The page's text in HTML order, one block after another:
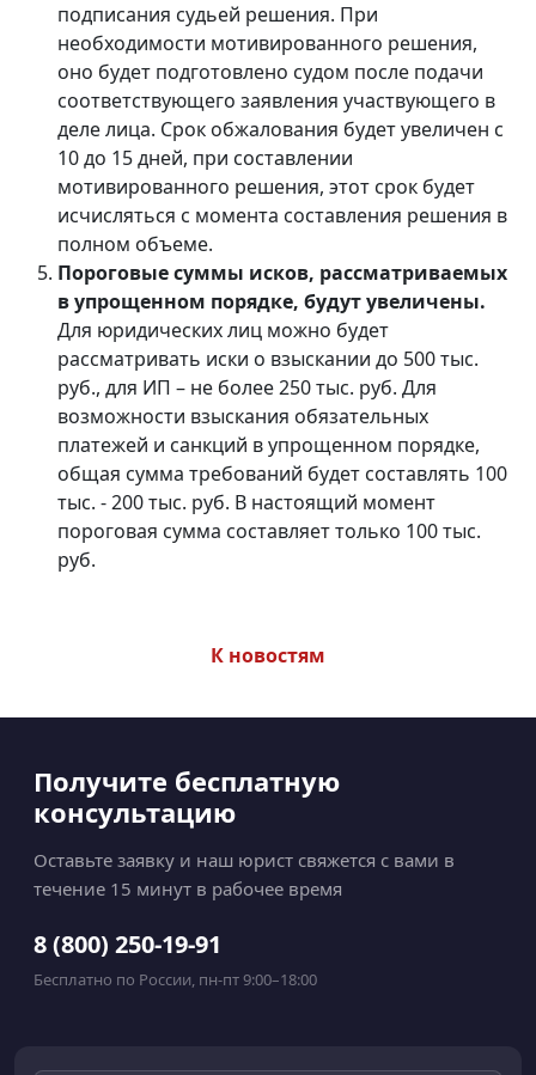
подписания судьей решения. При
необходимости мотивированного решения,
оно будет подготовлено судом после подачи
соответствующего заявления участвующего в
деле лица. Срок обжалования будет увеличен с
10 до 15 дней, при составлении
мотивированного решения, этот срок будет
исчисляться с момента составления решения в
полном объеме.
Пороговые суммы исков, рассматриваемых
в упрощенном порядке, будут увеличены.
Для юридических лиц можно будет
рассматривать иски о взыскании до 500 тыс.
руб., для ИП – не более 250 тыс. руб. Для
возможности взыскания обязательных
платежей и санкций в упрощенном порядке,
общая сумма требований будет составлять 100
тыс. - 200 тыс. руб. В настоящий момент
пороговая сумма составляет только 100 тыс.
руб.
К новостям
Получите бесплатную
консультацию
Оставьте заявку и наш юрист свяжется с вами в
течение 15 минут в рабочее время
8 (800) 250-19-91
Бесплатно по России, пн-пт 9:00–18:00